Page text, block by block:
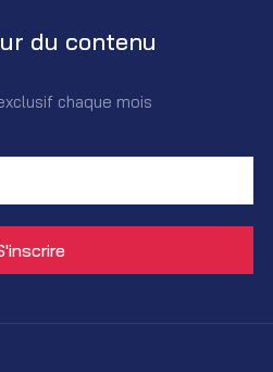
du contenu
chaque mois